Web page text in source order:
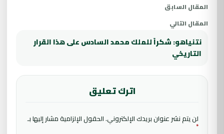
المقال السابق
المقال التالي
نتنياهو: شكراً للملك محمد السادس على هذا القرار
التاريخي
اترك تعليق
لن يتم نشر عنوان بريدك الإلكتروني.الحقول الإلزامية مشار إليها بـ
*